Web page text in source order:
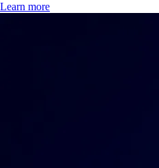
Learn more